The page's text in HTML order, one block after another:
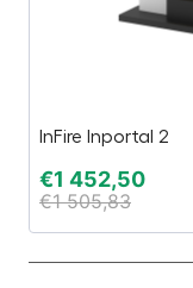
InFire Inportal 2
€1 452,50
€1 505,83